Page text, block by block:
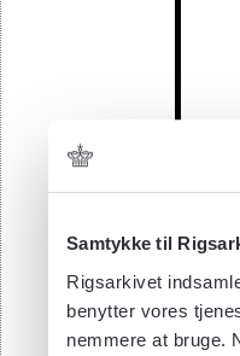
Samtykke til
Rigsarkivet
benytter vores
nemmere at bruge.